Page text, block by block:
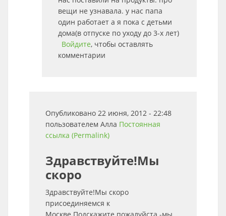
вещи не узнавала. у нас папа
один работает а я пока с детьми
дома(в отпуске по уходу до 3-х лет)
Войдите, чтобы оставлять
комментарии
Опубликовано 22 июня, 2012 - 22:48
пользователем Алла Постоянная
ссылка (Permalink)
Здравствуйте!Мы
скоро
Здравствуйте!Мы скоро
присоединяемся к